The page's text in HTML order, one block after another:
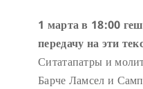
1 марта в 18:00
передачу на эти
Ситатапатры и
Барче Ламсел и